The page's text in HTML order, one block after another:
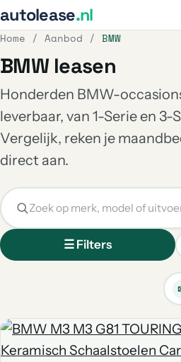
autolease.nl
Home / Aanbod / BMW
BMW leasen
Honderden BMW-
leverbaar, van 1-Serie en 3-
Vergelijk, reken je
direct aan.
☰ Filters